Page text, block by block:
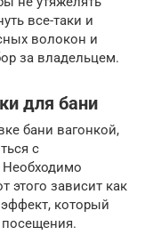
все-таки и
волокон и
за владельцем.
для бани
бани вагонкой,
с
Необходимо
этого зависит как
который
посещения.